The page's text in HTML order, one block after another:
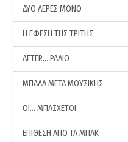
ΔΥΟ ΛΕΡΕΣ ΜΟΝΟ
Η ΕΦΕΣΗ ΤΗΣ ΤΡΙΤΗΣ
AFTER… ΡΑΔΙΟ
ΜΠΑΛΑ ΜΕΤΑ ΜΟΥΣΙΚΗΣ
ΟΙ… ΜΠΑΣΧΕΤΟΙ
ΕΠΙΘΕΣΗ ΑΠΟ ΤΑ ΜΠΑΚ